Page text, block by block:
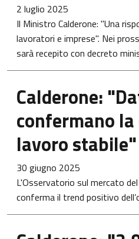
2 luglio 2025
Il Ministro Calderone: "Una
lavoratori e imprese". Nei
sarà recepito con decreto
Calderone:
confermano
lavoro stabile"
30 giugno 2025
L'Osservatorio sul mercato
conferma il trend positivo